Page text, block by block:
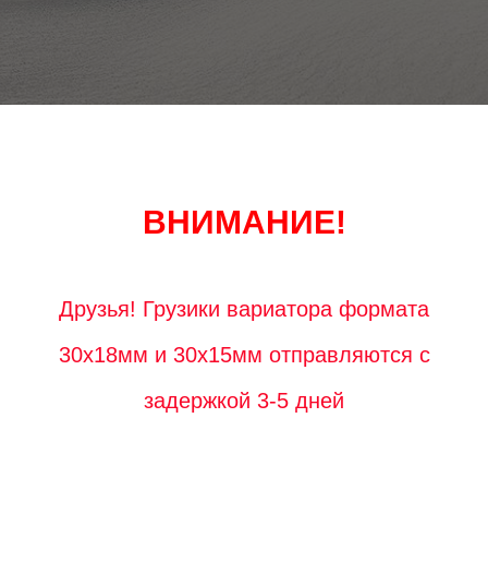
ВНИМАНИЕ!
Друзья! Грузики вариатора формата
30х18мм и 30х15мм отправляются с
задержкой 3-5 дней